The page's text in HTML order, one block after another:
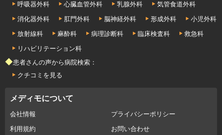
呼吸器外科
心臓血管外科 乳腺外科
気管食道外科
消化器外科
肛門外科 脳神経外科 形成外科
小児外科
放射線科
麻酔科 病理診断科 臨床検査科
救急科
リハビリテーション科
◆患者さんの声から病院検索：
クチコミを見る
メディモについて
会社情報
プライバシーポリシー
利用規約
お問い合わせ